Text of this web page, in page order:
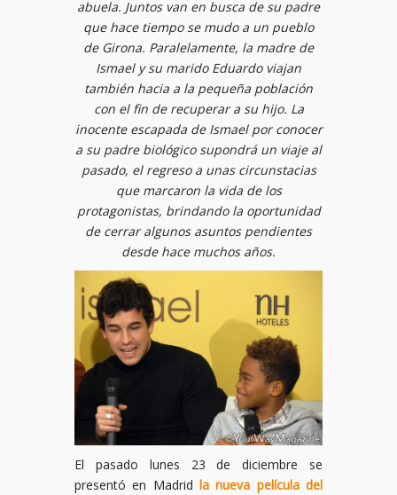
abuela. Juntos van en busca de su padre
que hace tiempo se mudo a un pueblo
de Girona. Paralelamente, la madre de
Ismael y su marido Eduardo viajan
también hacia a la pequeña población
con el fin de recuperar a su hijo. La
inocente escapada de Ismael por conocer
a su padre biológico supondrá un viaje al
pasado, el regreso a unas circunstacias
que marcaron la vida de los
protagonistas, brindando la oportunidad
de cerrar algunos asuntos pendientes
desde hace muchos años.
El pasado lunes 23 de diciembre se
presentó en Madrid la nueva película del